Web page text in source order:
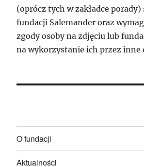
(oprócz tych w zakładce porady)
fundacji Salemander oraz
zgody osoby na zdjęciu lub
na wykorzystanie ich przez inne
O fundacji
Aktualności